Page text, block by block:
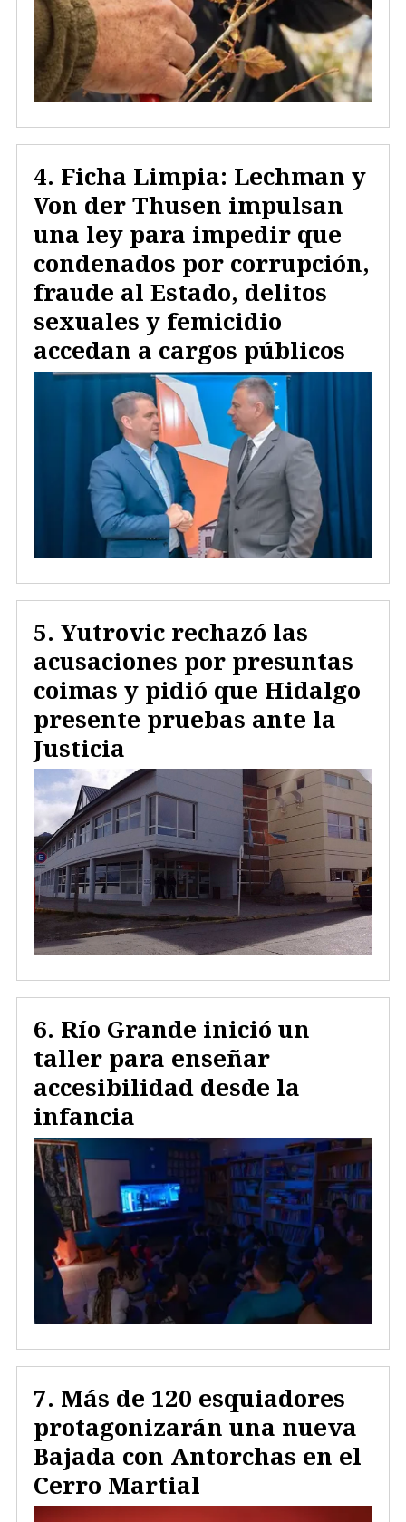
Ficha Limpia: Lechman y
Von der Thusen impulsan
una ley para impedir que
condenados por corrupción,
fraude al Estado, delitos
sexuales y femicidio
accedan a cargos públicos
Yutrovic rechazó las
acusaciones por presuntas
coimas y pidió que Hidalgo
presente pruebas ante la
Justicia
Río Grande inició un
taller para enseñar
accesibilidad desde la
infancia
Más de 120 esquiadores
protagonizarán una nueva
Bajada con Antorchas en el
Cerro Martial